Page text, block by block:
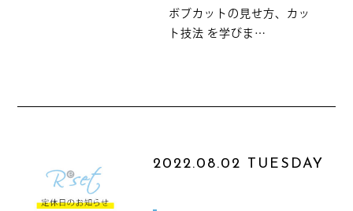
ボブカットの見せ方、カッ
ト技法 を学びま…
2022.08.02 TUESDAY